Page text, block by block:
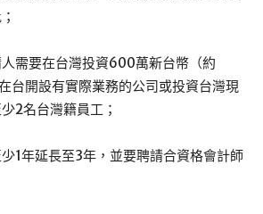
需要在台灣投資600萬新台幣（約
台開設有實際業務的公司或投資台灣現
2名台灣籍員工；
1年延長至3年，並要聘請合資格會計師